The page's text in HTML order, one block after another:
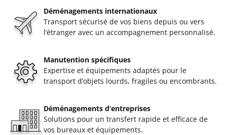
Déménagements internationaux
Transport sécurisé de vos biens depuis ou vers
l’étranger avec un accompagnement personnalisé.
Manutention spécifiques
Expertise et équipements adaptés pour le
transport d’objets lourds, fragiles ou encombrants.
Déménagements d’entreprises
Solutions pour un transfert rapide et efficace de
vos bureaux et équipements.